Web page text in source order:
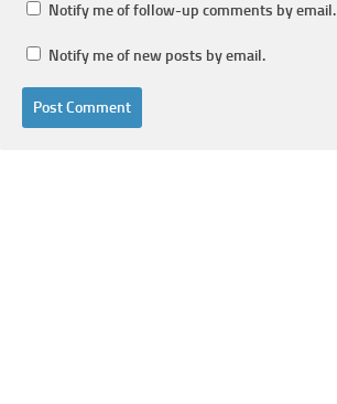
Notify me of follow-up comments by email.
Notify me of new posts by email.